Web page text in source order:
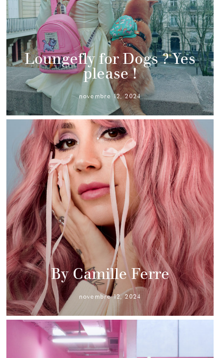
Loungefly for Dogs ? Yes
please !
novembre 12, 2024
By Camille Ferre
novembre 12, 2024